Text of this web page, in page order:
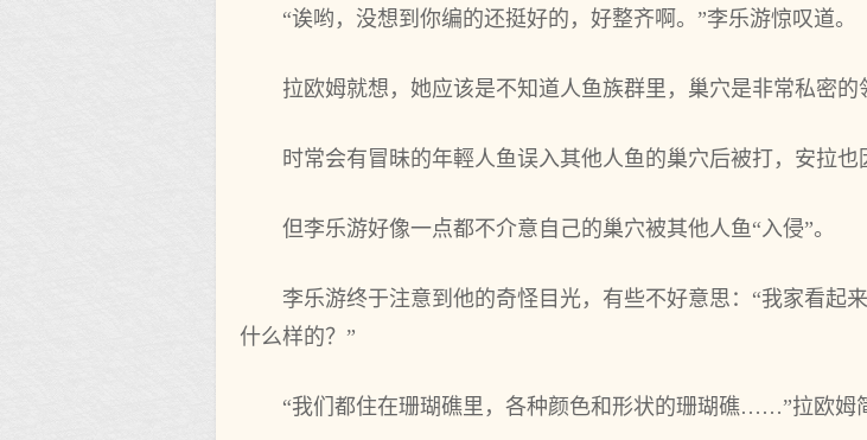
“诶哟，没想到你编的还挺好的，好整齐啊。”李乐游惊叹道。
拉欧姆就想，她应该是不知道人鱼族群里，巢穴是非常私密的
时常会有冒昧的年輕人鱼误入其‌他人鱼的巢穴后被打，安拉也
但李乐游好像一点都不介意自‌己的巢穴被其‌他人鱼“入侵”。
李乐游终于注意到他的奇怪目光，有些不好意思：“我家看起
什么样的？”
“我们都住在珊瑚礁里，各种颜色和形状的珊瑚礁……”拉欧姆